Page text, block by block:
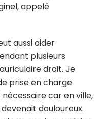
appelé
aussi aider
plusieurs
droit. Je
prise en charge
car en ville,
douloureux.